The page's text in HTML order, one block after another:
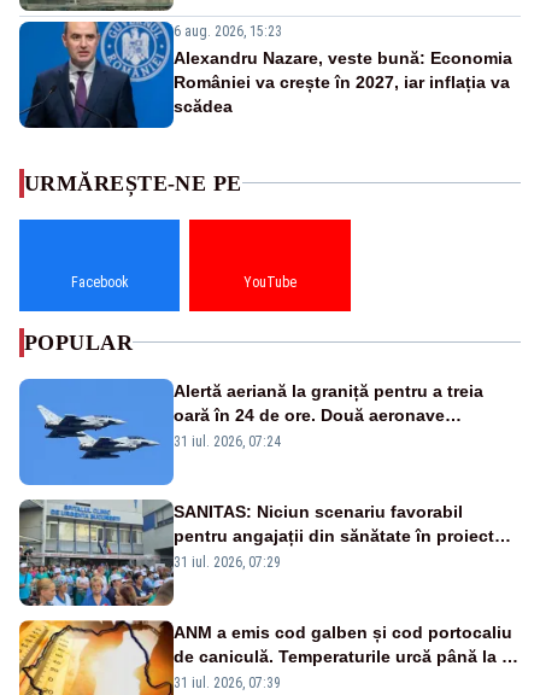
6 aug. 2026, 15:23
Alexandru Nazare, veste bună: Economia
României va crește în 2027, iar inflația va
scădea
URMĂREȘTE-NE PE
Facebook YouTube
POPULAR
Alertă aeriană la graniță pentru a treia
oară în 24 de ore. Două aeronave
Eurofighter britanice au fost ridicate de la
31 iul. 2026, 07:24
SANITAS: Niciun scenariu favorabil
pentru angajații din sănătate în proiectul
Legii salarizării
31 iul. 2026, 07:29
ANM a emis cod galben și cod portocaliu
de caniculă. Temperaturile urcă până la 38
de grade, iar nopțile devin tropicale
31 iul. 2026, 07:39